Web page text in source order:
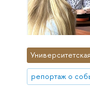
репортаж о